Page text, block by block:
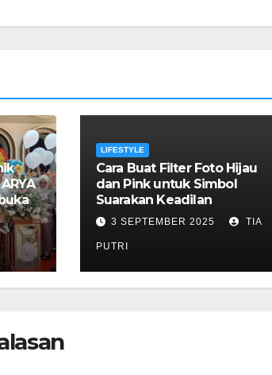
LIFESTYLE
Cara Buat Filter Foto Hijau
dan Pink untuk Simbol
Suarakan Keadilan
3 SEPTEMBER 2025 TIA
PUTRI